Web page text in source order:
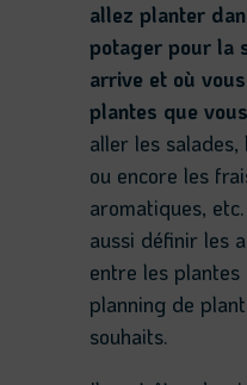
allez planter
potager pour la
arrive et où
plantes que
aller les
ou encore les
aromatiques,
aussi définir les
entre les
planning de
souhaits.